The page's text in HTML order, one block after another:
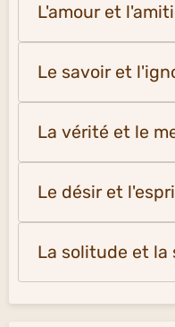
L'amour et
Le savoir et
La vérité et le
Le désir et
La solitude et la